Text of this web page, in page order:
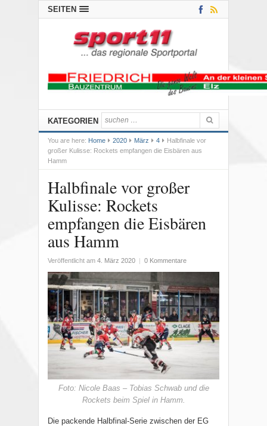
SEITEN
KATEGORIEN
You are here: Home 2020 März 4
Halbfinale vor
großer Kulisse: Rockets empfangen die Eisbären aus
Hamm
Halbfinale vor großer
Kulisse: Rockets
empfangen die Eisbären
aus Hamm
Veröffentlicht am 4. März 2020 0 Kommentare
Foto: Nicole Baas – Tobias Schwab und die
Rockets beim Spiel in Hamm.
Die packende Halbfinal-Serie zwischen der EG